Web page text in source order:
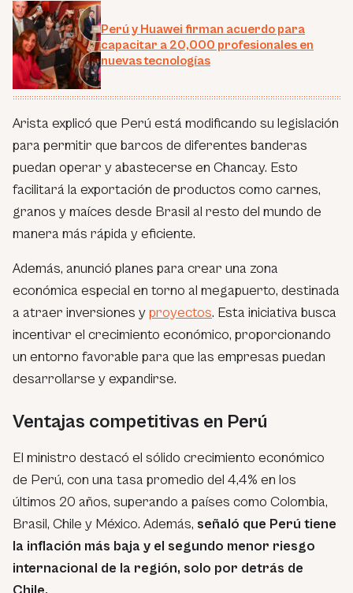
Perú y Huawei firman acuerdo para
capacitar a 20,000 profesionales en
nuevas tecnologías
Arista explicó que Perú está modificando su legislación
para permitir que barcos de diferentes banderas
puedan operar y abastecerse en Chancay. Esto
facilitará la exportación de productos como carnes,
granos y maíces desde Brasil al resto del mundo de
manera más rápida y eficiente.
Además, anunció planes para crear una zona
económica especial en torno al megapuerto, destinada
a atraer inversiones yproyectos. Esta iniciativa busca
incentivar el crecimiento económico, proporcionando
un entorno favorable para que las empresas puedan
desarrollarse y expandirse.
Ventajas competitivas en Perú
El ministro destacó el sólido crecimiento económico
de Perú, con una tasa promedio del 4,4% en los
últimos 20 años, superando a países como Colombia,
Brasil, Chile y México. Además, señaló que Perú tiene
la inflación más baja y el segundo menor riesgo
internacional de la región, solo por detrás de